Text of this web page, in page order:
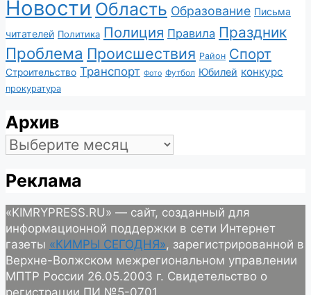
Новости Область Образование Письма
читателей Политика Полиция Правила Праздник
Проблема Происшествия Район Спорт
Строительство Транспорт Фото Футбол Юбилей конкурс
прокуратура
Архив
Архив
Реклама
«KIMRYPRESS.RU» — сайт, созданный для
информационной поддержки в сети Интернет
газеты «КИМРЫ СЕГОДНЯ», зарегистрированной в
Верхне-Волжском межрегиональном управлении
МПТР России 26.05.2003 г. Свидетельство о